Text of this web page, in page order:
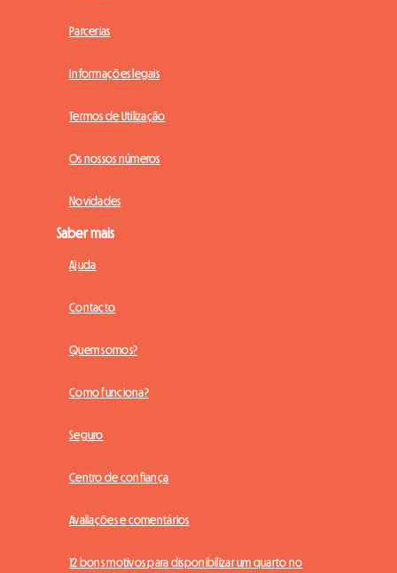
Parcerias
Informações legais
Termos de Utilização
Os nossos números
Novidades
Saber mais
Ajuda
Contacto
Quem somos?
Como funciona?
Seguro
Centro de confiança
Avaliações e comentários
12 bons motivos para disponibilizar um quarto no